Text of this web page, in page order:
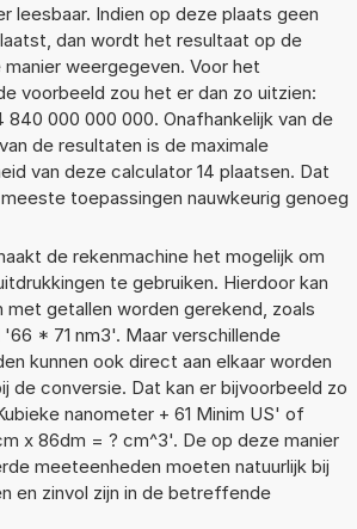
leesbaar. Indien op deze plaats geen
dan wordt het resultaat op de
manier weergegeven. Voor het
voorbeeld zou het er dan zo uitzien:
840 000 000 000. Onafhankelijk van de
de resultaten is de maximale
van deze calculator 14 plaatsen. Dat
toepassingen nauwkeurig genoeg
de rekenmachine het mogelijk om
te gebruiken. Hierdoor kan
met getallen worden gerekend, zoals
* 71 nm3'. Maar verschillende
kunnen ook direct aan elkaar worden
de conversie. Dat kan er bijvoorbeeld zo
nanometer + 61 Minim US' of
x 86dm = ? cm^3'. De op deze manier
meeteenheden moeten natuurlijk bij
en zinvol zijn in de betreffende